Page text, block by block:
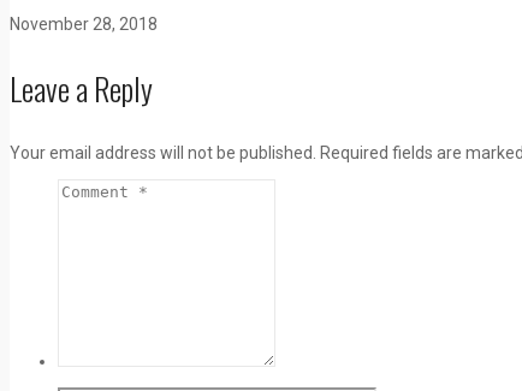
November 28, 2018
Leave a Reply
Your email address will not be published. Required fields are marked